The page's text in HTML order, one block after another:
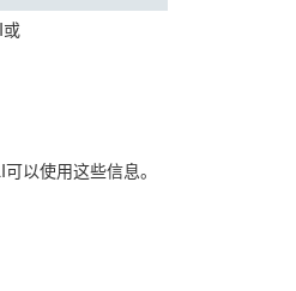
以使用这些信息。